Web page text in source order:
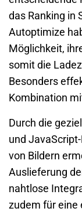
das Ranking in
Autoptimize
Möglichkeit,
somit die
Besonders
Kombination
Durch die
und
von Bildern
Auslieferung
nahtlose
zudem für eine